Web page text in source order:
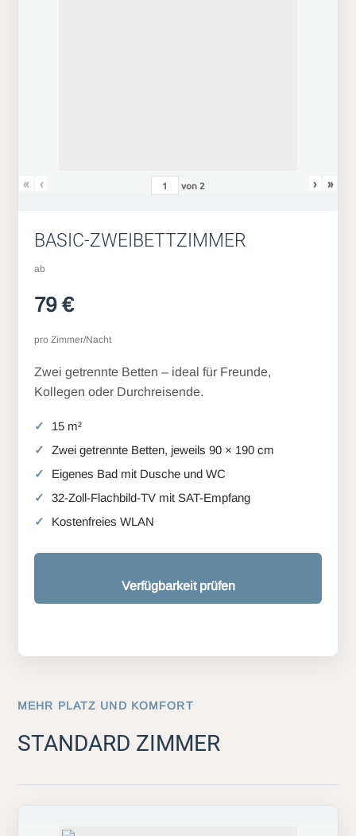
« ‹ von 2 › »
BASIC-ZWEIBETTZIMMER
ab
79 €
pro Zimmer/Nacht
Zwei getrennte Betten – ideal für Freunde,
Kollegen oder Durchreisende.
15 m²
Zwei getrennte Betten, jeweils 90 × 190 cm
Eigenes Bad mit Dusche und WC
32-Zoll-Flachbild-TV mit SAT-Empfang
Kostenfreies WLAN
Verfügbarkeit prüfen
MEHR PLATZ UND KOMFORT
STANDARD ZIMMER